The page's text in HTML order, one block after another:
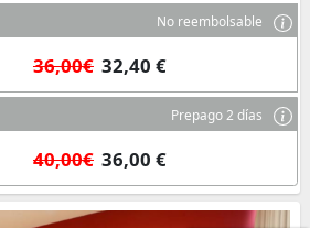
No reembolsable
36,00€ 32,40 €
Prepago 2 días
40,00€ 36,00 €